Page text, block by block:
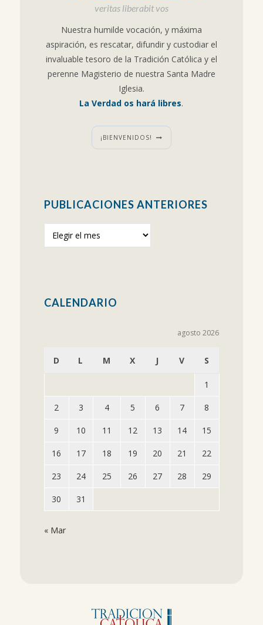
veritas liberabit vos
Nuestra humilde vocación, y máxima
aspiración, es rescatar, difundir y custodiar el
invaluable tesoro de la Tradición Católica y el
perenne Magisterio de nuestra Santa Madre
Iglesia.
La Verdad os hará libres.
¡BIENVENIDOS!
PUBLICACIONES ANTERIORES
anteriores
CALENDARIO
agosto 2026
D L M X J V S
1
2 3 4 5 6 7 8
9 10 11 12 13 14 15
16 17 18 19 20 21 22
23 24 25 26 27 28 29
30 31
« Mar